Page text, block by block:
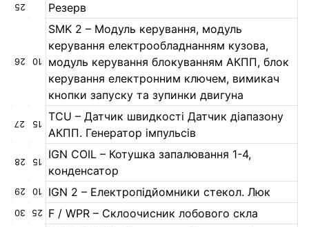
25 Резерв
26 10
SMK 2 – Модуль керування, модуль
керування електрообладнанням кузова,
модуль керування блокуванням АКПП, блок
керування електронним ключем, вимикач
кнопки запуску та зупинки двигуна
27 15
TCU – Датчик швидкості Датчик діапазону
АКПП. Генератор імпульсів
28 15
IGN COIL – Котушка запалювання 1-4,
конденсатор
29 10 IGN 2 – Електропідйомники стекол. Люк
30 25 F / WPR – Склоочисник лобового скла